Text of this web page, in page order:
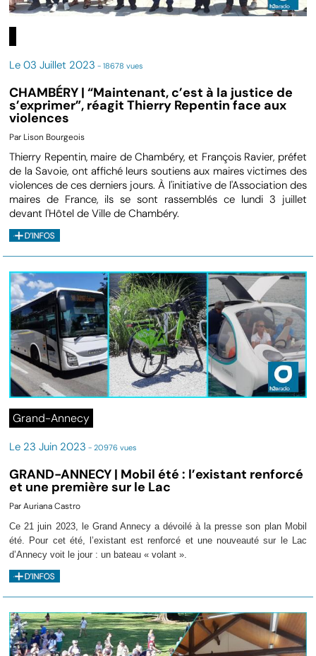
Le 03 Juillet 2023 - 18678 vues
CHAMBÉRY | “Maintenant, c’est à la justice de
s’exprimer”, réagit Thierry Repentin face aux
violences
Par Lison Bourgeois
Thierry Repentin, maire de Chambéry, et François Ravier, préfet
de la Savoie, ont affiché leurs soutiens aux maires victimes des
violences de ces derniers jours. À l'initiative de l'Association des
maires de France, ils se sont rassemblés ce lundi 3 juillet
devant l'Hôtel de Ville de Chambéry.
Grand-Annecy
Le 23 Juin 2023 - 20976 vues
GRAND-ANNECY | Mobil été : l’existant renforcé
et une première sur le Lac
Par Auriana Castro
Ce 21 juin 2023, le Grand Annecy a dévoilé à la presse son plan Mobil
été. Pour cet été, l’existant est renforcé et une nouveauté sur le Lac
d’Annecy voit le jour : un bateau « volant ».